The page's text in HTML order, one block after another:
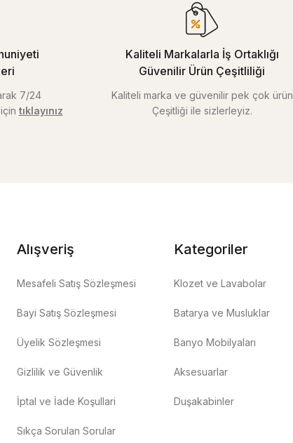
7/24
tıklayınız
Kaliteli Markalarla İş Ortaklığı
Güvenilir Ürün Çeşitliliği
Kaliteli marka ve güvenilir pek çok ürün
Çeşitliği ile sizlerleyiz.
Alışveriş
Mesafeli Satış Sözleşmesi
Bayi Satış Sözleşmesi
Üyelik Sözleşmesi
Gizlilik ve Güvenlik
İptal ve İade Koşullari
Sıkça Sorulan Sorular
Kategoriler
Klozet ve Lavabolar
Batarya ve Musluklar
Banyo Mobilyaları
Aksesuarlar
Duşakabinler